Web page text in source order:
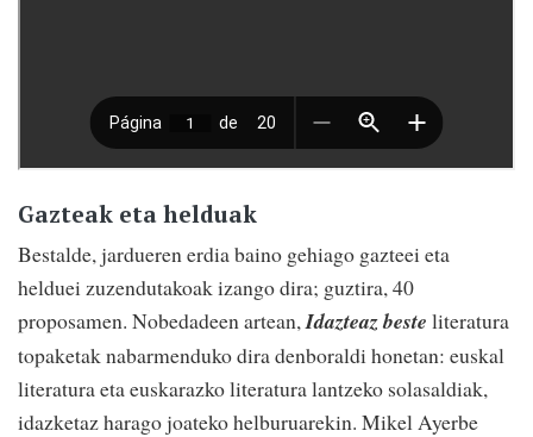
Gazteak eta helduak
Bestalde, jardueren erdia baino gehiago gazteei eta
helduei zuzendutakoak izango dira; guztira, 40
proposamen. Nobedadeen artean, Idazteaz beste literatura
topaketak nabarmenduko dira denboraldi honetan: euskal
literatura eta euskarazko literatura lantzeko solasaldiak,
idazketaz harago joateko helburuarekin. Mikel Ayerbe